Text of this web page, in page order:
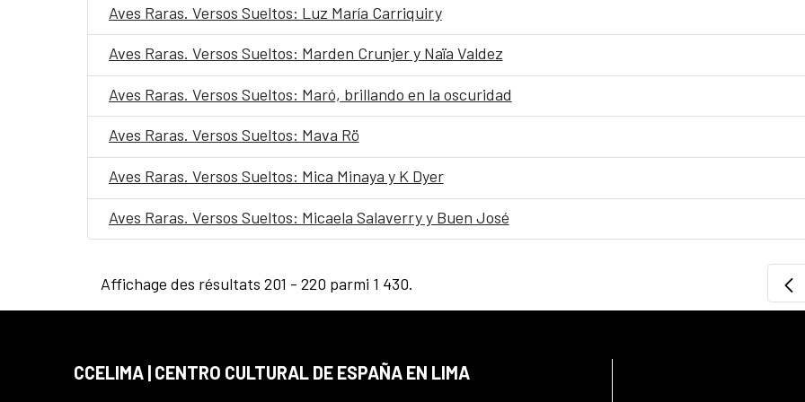
Aves Raras. Versos Sueltos: Luz María Carriquiry
Aves Raras. Versos Sueltos: Marden Crunjer y Naïa Valdez
Aves Raras. Versos Sueltos: Maró, brillando en la oscuridad
Aves Raras. Versos Sueltos: Mava Rö
Aves Raras. Versos Sueltos: Mica Minaya y K Dyer
Aves Raras. Versos Sueltos: Micaela Salaverry y Buen José
Affichage des résultats 201 - 220 parmi 1 430.
CCELIMA | CENTRO CULTURAL DE ESPAÑA EN LIMA